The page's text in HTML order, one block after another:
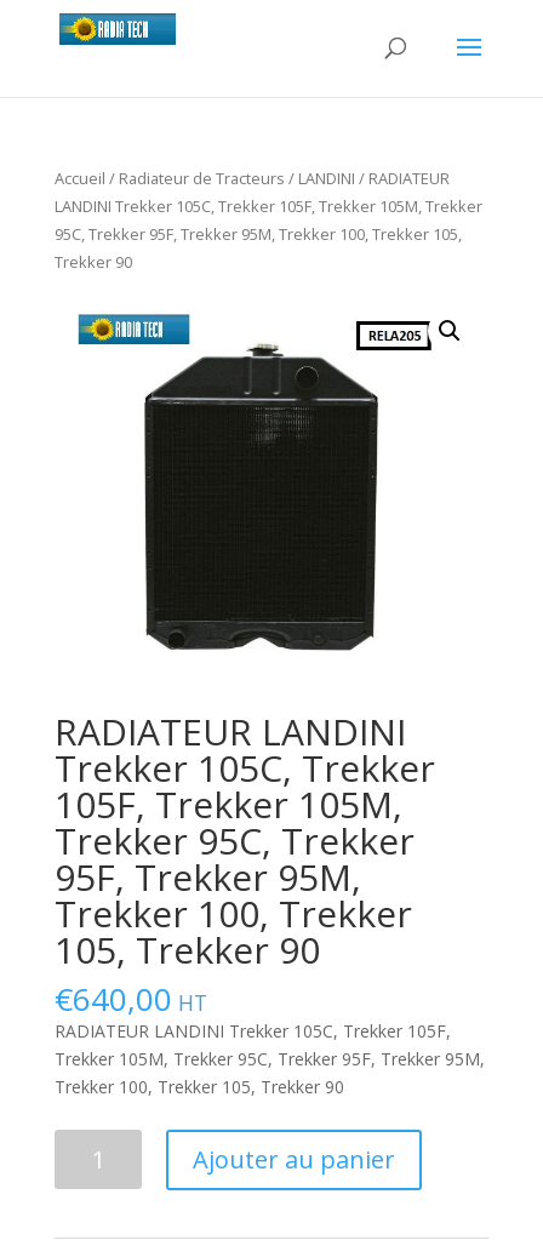
Accueil / Radiateur de Tracteurs / LANDINI / RADIATEUR
LANDINI Trekker 105C, Trekker 105F, Trekker 105M, Trekker
95C, Trekker 95F, Trekker 95M, Trekker 100, Trekker 105,
Trekker 90
RADIATEUR LANDINI
Trekker 105C, Trekker
105F, Trekker 105M,
Trekker 95C, Trekker
95F, Trekker 95M,
Trekker 100, Trekker
105, Trekker 90
€640,00 HT
RADIATEUR LANDINI Trekker 105C, Trekker 105F,
Trekker 105M, Trekker 95C, Trekker 95F, Trekker 95M,
Trekker 100, Trekker 105, Trekker 90
Ajouter au panier